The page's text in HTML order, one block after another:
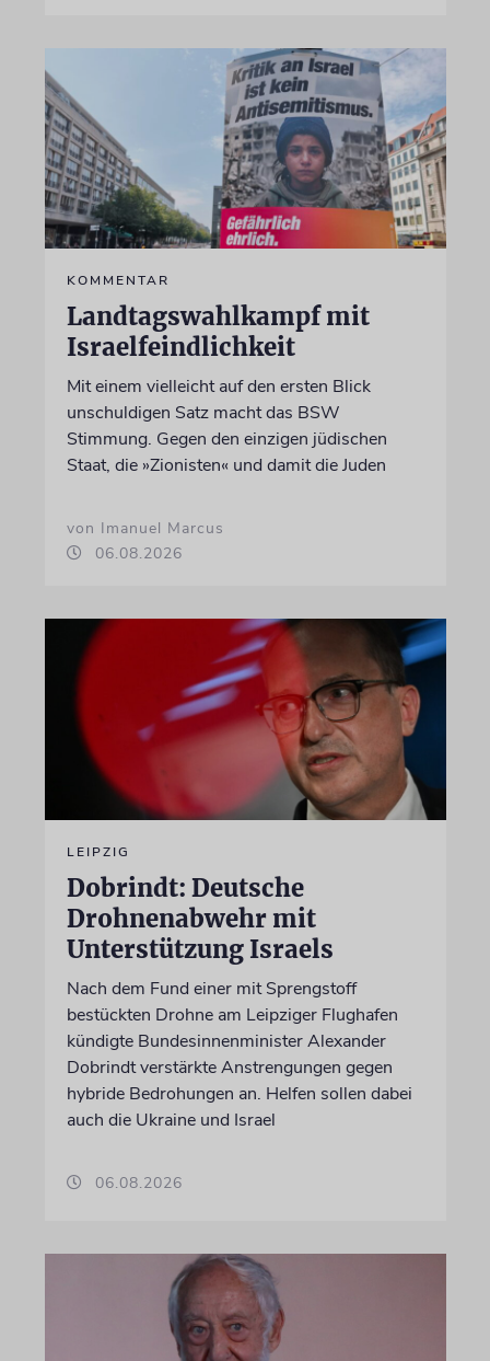
KOMMENTAR
Landtagswahlkampf mit
Israelfeindlichkeit
Mit einem vielleicht auf den ersten Blick
unschuldigen Satz macht das BSW
Stimmung. Gegen den einzigen jüdischen
Staat, die »Zionisten« und damit die Juden
von Imanuel Marcus
06.08.2026
LEIPZIG
Dobrindt: Deutsche
Drohnenabwehr mit
Unterstützung Israels
Nach dem Fund einer mit Sprengstoff
bestückten Drohne am Leipziger Flughafen
kündigte Bundesinnenminister Alexander
Dobrindt verstärkte Anstrengungen gegen
hybride Bedrohungen an. Helfen sollen dabei
auch die Ukraine und Israel
06.08.2026